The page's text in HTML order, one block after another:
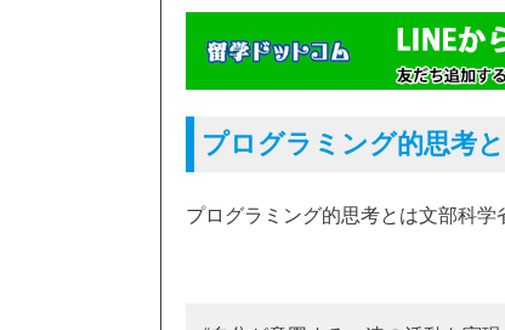
プログラミング的思考
プログラミング的思考とは文部科学